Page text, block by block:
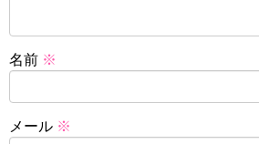
名前 ※
メール ※